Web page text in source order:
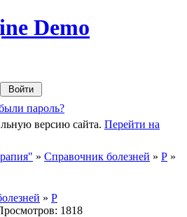
Demo
пароль?
версию сайта. Перейти на
» Справочник болезней » Р »
» Р
1818